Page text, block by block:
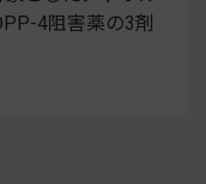
4阻害薬の3剤